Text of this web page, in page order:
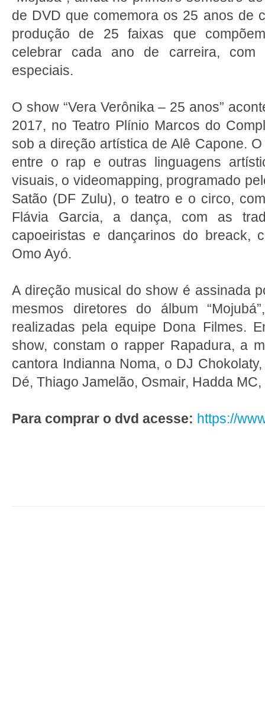
de DVD que comemora os 25 anos de
produção de 25 faixas que
celebrar cada ano de carreira, com
especiais.
O show “Vera Verônika – 25 anos”
2017, no Teatro Plínio Marcos do
sob a direção artística de Alê Capone.
entre o rap e outras linguagens
visuais, o videomapping, programado
Satão (DF Zulu), o teatro e o circo,
Flávia Garcia, a dança, com as
capoeiristas e dançarinos do breack,
Omo Ayó.​
A direção musical do show é assinada
mesmos diretores do álbum
realizadas pela equipe Dona Filmes.
show, constam o rapper Rapadura, a
cantora Indianna Noma, o DJ
Dé, Thiago Jamelão, Osmair, Hadda
Para comprar o dvd acesse: https://